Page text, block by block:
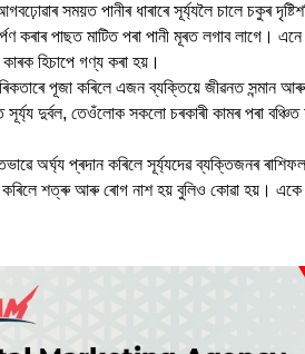
সময়ত পানীৰ ধাৰাৰে সূৰ্য্যলৈ চালে চকুৰ
কৰাৰ পাছত মাটিত পৰা পানী মূৰত লগাব লাগে।
হিচাপে গণ্য কৰা হয়।
পূজা কৰিলে এজন ব্যক্তিয়ে জীৱনত সন্মান
দুৰ্বল, তেওঁলোক সকলো চৰকাৰী কামৰ পৰা
অৰ্ঘ্য প্ৰদান কৰিলে সূৰ্য্যদেৱ ব্যক্তিজনৰ
কৰিলে শত্ৰু আৰু ৰোগ নাশ হয় বুলিও কোৱা হয়।